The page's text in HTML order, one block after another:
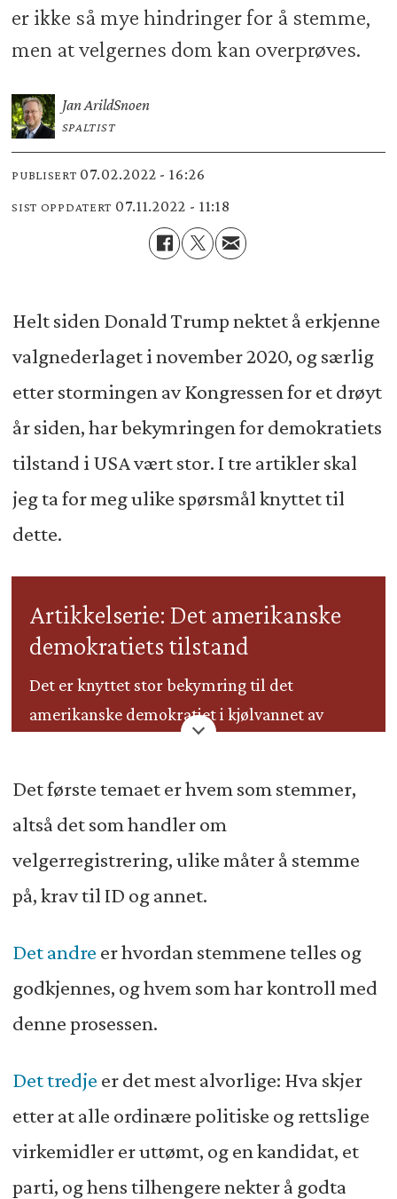
er ikke så mye hindringer for å stemme,
men at velgernes dom kan overprøves.
Jan ArildSnoen
SPALTIST
PUBLISERT 07.02.2022 - 16:26
SIST OPPDATERT 07.11.2022 - 11:18
Helt siden Donald Trump nektet å erkjenne
valgnederlaget i november 2020, og særlig
etter stormingen av Kongressen for et drøyt
år siden, har bekymringen for demokratiets
tilstand i USA vært stor. I tre artikler skal
jeg ta for meg ulike spørsmål knyttet til
dette.
Artikkelserie: Det amerikanske
demokratiets tilstand
Det er knyttet stor bekymring til det
amerikanske demokratiet i kjølvannet av
tre artikler i Minerva.
Dette er den første artikkelen i serien.
Det første temaet er hvem som stemmer,
altså det som handler om
velgerregistrering, ulike måter å stemme
på, krav til ID og annet.
Det andre er hvordan stemmene telles og
godkjennes, og hvem som har kontroll med
denne prosessen.
Det tredje er det mest alvorlige: Hva skjer
etter at alle ordinære politiske og rettslige
virkemidler er uttømt, og en kandidat, et
parti, og hens tilhengere nekter å godta